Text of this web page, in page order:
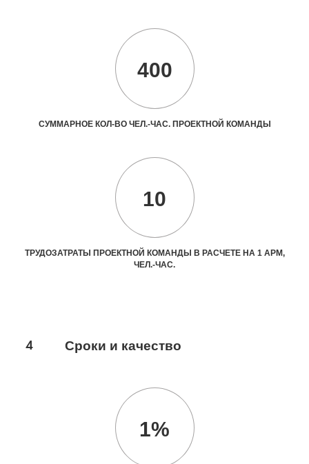
400
СУММАРНОЕ КОЛ-ВО ЧЕЛ.-ЧАС. ПРОЕКТНОЙ КОМАНДЫ
10
ТРУДОЗАТРАТЫ ПРОЕКТНОЙ КОМАНДЫ В РАСЧЕТЕ НА 1 АРМ,
ЧЕЛ.-ЧАС.
4 Сроки и качество
1%